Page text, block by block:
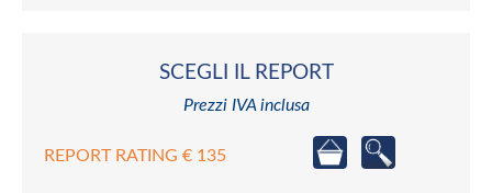
SCEGLI IL REPORT
Prezzi IVA inclusa
REPORT RATING € 135